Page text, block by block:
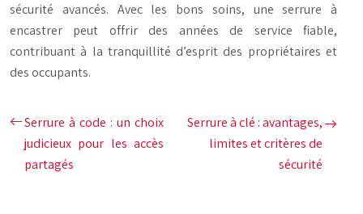
sécurité avancés. Avec les bons soins, une serrure à
encastrer peut offrir des années de service fiable,
contribuant à la tranquillité d’esprit des propriétaires et
des occupants.
Serrure à code : un choix
judicieux pour les accès
partagés
Serrure à clé : avantages,
limites et critères de
sécurité